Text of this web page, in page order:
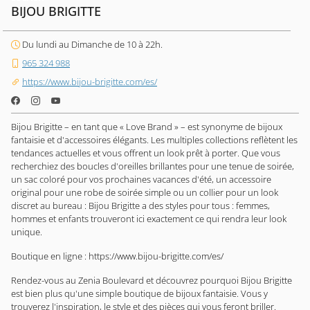
BIJOU BRIGITTE
Du lundi au Dimanche de 10 à 22h.
965 324 988
https://www.bijou-brigitte.com/es/
Bijou Brigitte – en tant que « Love Brand » – est synonyme de bijoux
fantaisie et d'accessoires élégants. Les multiples collections reflètent les
tendances actuelles et vous offrent un look prêt à porter. Que vous
recherchiez des boucles d'oreilles brillantes pour une tenue de soirée,
un sac coloré pour vos prochaines vacances d'été, un accessoire
original pour une robe de soirée simple ou un collier pour un look
discret au bureau : Bijou Brigitte a des styles pour tous : femmes,
hommes et enfants trouveront ici exactement ce qui rendra leur look
unique.
Boutique en ligne : https://www.bijou-brigitte.com/es/
Rendez-vous au Zenia Boulevard et découvrez pourquoi Bijou Brigitte
est bien plus qu'une simple boutique de bijoux fantaisie. Vous y
trouverez l'inspiration, le style et des pièces qui vous feront briller.